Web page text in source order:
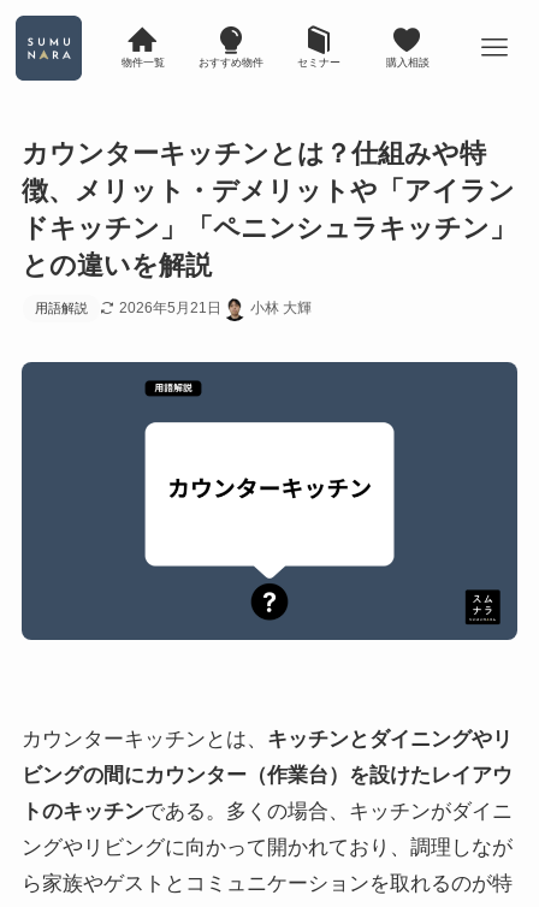
物件一覧 おすすめ物件 セミナー 購入相談
カウンターキッチンとは？仕組みや特
徴、メリット・デメリットや「アイラン
ドキッチン」「ペニンシュラキッチン」
との違いを解説
用語解説 2026年5月21日 小林 大輝
カウンターキッチンとは、 キッチンとダイニングやリ
ビングの間にカウンター（作業台）を設けたレイアウ
トのキッチンである。多くの場合、キッチンがダイニ
ングやリビングに向かって開かれており、調理しなが
ら家族やゲストとコミュニケーションを取れるのが特